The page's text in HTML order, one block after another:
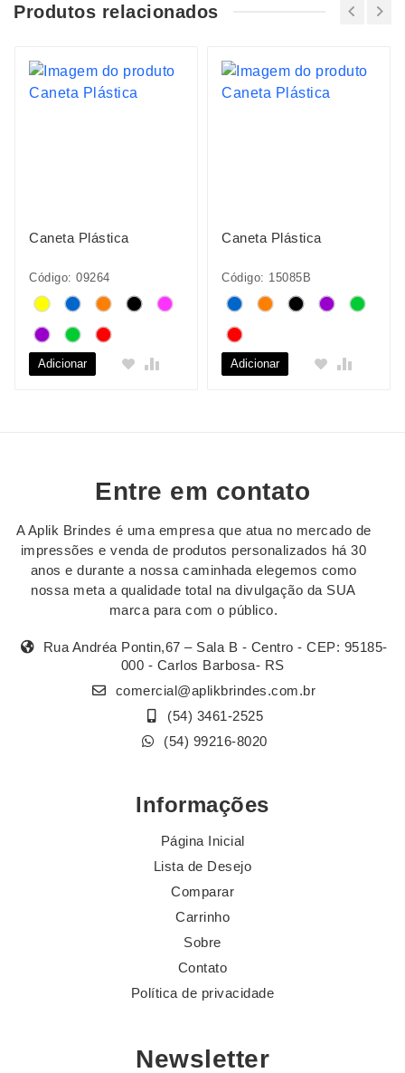
Produtos relacionados
Caneta Plástica
Código: 09264
Adicionar
Caneta Plástica
Código: 15085B
Adicionar
Entre em contato
A Aplik Brindes é uma empresa que atua no mercado de
impressões e venda de produtos personalizados há 30
anos e durante a nossa caminhada elegemos como
nossa meta a qualidade total na divulgação da SUA
marca para com o público.
Rua Andréa Pontin,67 – Sala B - Centro - CEP: 95185-
000 - Carlos Barbosa- RS
comercial@aplikbrindes.com.br
(54) 3461-2525
(54) 99216-8020
Informações
Página Inicial
Lista de Desejo
Comparar
Carrinho
Sobre
Contato
Política de privacidade
Newsletter